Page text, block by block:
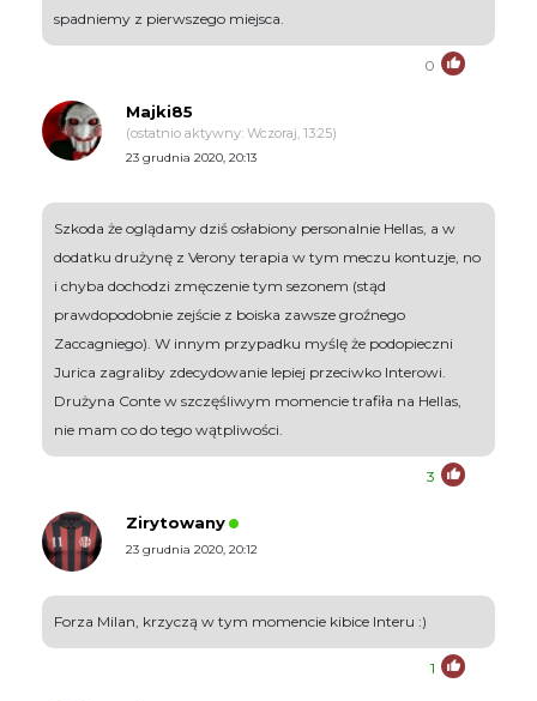
spadniemy z pierwszego miejsca.
0
Majki85
(ostatnio aktywny: Wczoraj, 13:25)
23 grudnia 2020, 20:13
Szkoda że oglądamy dziś osłabiony personalnie Hellas, a w
dodatku drużynę z Verony terapia w tym meczu kontuzje, no
i chyba dochodzi zmęczenie tym sezonem (stąd
prawdopodobnie zejście z boiska zawsze groźnego
Zaccagniego). W innym przypadku myślę że podopieczni
Jurica zagraliby zdecydowanie lepiej przeciwko Interowi.
Drużyna Conte w szczęśliwym momencie trafiła na Hellas,
nie mam co do tego wątpliwości.
3
Zirytowany
23 grudnia 2020, 20:12
Forza Milan, krzyczą w tym momencie kibice Interu :)
1